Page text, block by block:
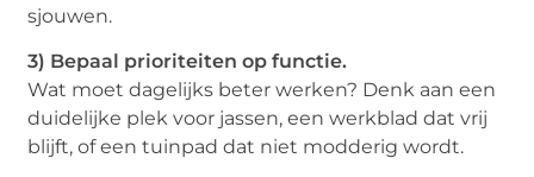
sjouwen.
3) Bepaal prioriteiten op functie.
Wat moet dagelijks beter werken? Denk aan een
duidelijke plek voor jassen, een werkblad dat vrij
blijft, of een tuinpad dat niet modderig wordt.